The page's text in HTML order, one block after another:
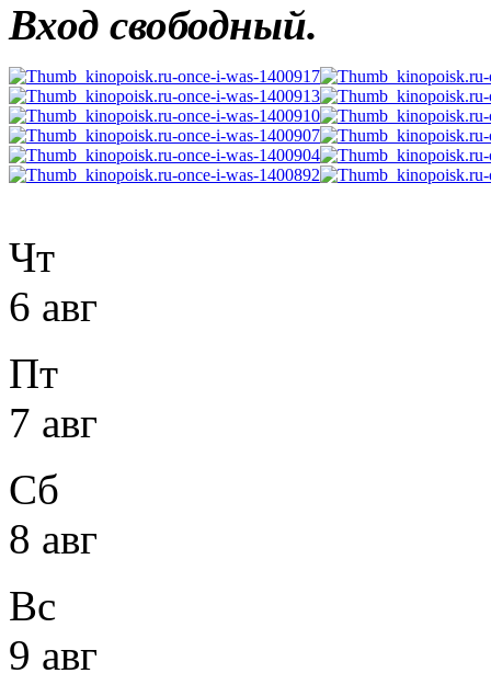
Вход свободный.
Чт
6 авг
Пт
7 авг
Сб
8 авг
Вс
9 авг